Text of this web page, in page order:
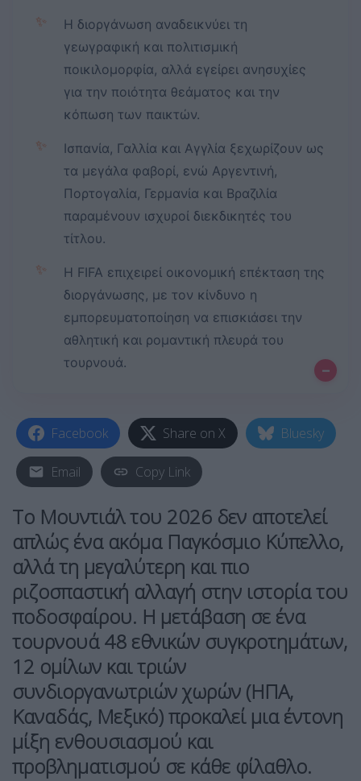
✨
Η διοργάνωση αναδεικνύει τη
γεωγραφική και πολιτισμική
ποικιλομορφία, αλλά εγείρει ανησυχίες
για την ποιότητα θεάματος και την
κόπωση των παικτών.
✨
Ισπανία, Γαλλία και Αγγλία ξεχωρίζουν ως
τα μεγάλα φαβορί, ενώ Αργεντινή,
Πορτογαλία, Γερμανία και Βραζιλία
παραμένουν ισχυροί διεκδικητές του
τίτλου.
✨
Η FIFA επιχειρεί οικονομική επέκταση της
διοργάνωσης, με τον κίνδυνο η
εμπορευματοποίηση να επισκιάσει την
αθλητική και ρομαντική πλευρά του
τουρνουά.
–
Facebook Share on X Bluesky
Email Copy Link
Το Μουντιάλ του 2026 δεν αποτελεί
απλώς ένα ακόμα Παγκόσμιο Κύπελλο,
αλλά τη μεγαλύτερη και πιο
ριζοσπαστική αλλαγή στην ιστορία του
ποδοσφαίρου. Η μετάβαση σε ένα
τουρνουά 48 εθνικών συγκροτημάτων,
12 ομίλων και τριών
συνδιοργανωτριών χωρών (ΗΠΑ,
Καναδάς, Μεξικό) προκαλεί μια έντονη
μίξη ενθουσιασμού και
προβληματισμού σε κάθε φίλαθλο.